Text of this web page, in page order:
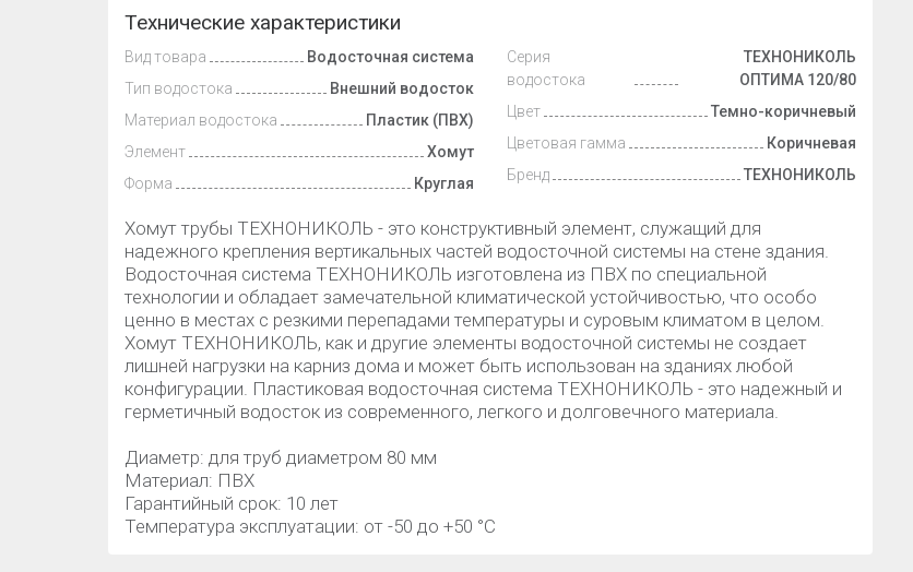
Технические характеристики
Вид товара
Водосточная система
Тип водостока
Внешний водосток
Материал водостока
Пластик (ПВХ)
Элемент
Хомут
Форма
Круглая
Серия
водостока
ТЕХНОНИКОЛЬ
ОПТИМА 120/80
Цвет
Темно-коричневый
Цветовая гамма
Коричневая
Бренд
ТЕХНОНИКОЛЬ
Хомут трубы ТЕХНОНИКОЛЬ - это конструктивный элемент, служащий для
надежного крепления вертикальных частей водосточной системы на стене здания.
Водосточная система ТЕХНОНИКОЛЬ изготовлена из ПВХ по специальной
технологии и обладает замечательной климатической устойчивостью, что особо
ценно в местах с резкими перепадами температуры и суровым климатом в целом.
Хомут ТЕХНОНИКОЛЬ, как и другие элементы водосточной системы не создает
лишней нагрузки на карниз дома и может быть использован на зданиях любой
конфигурации. Пластиковая водосточная система ТЕХНОНИКОЛЬ - это надежный и
герметичный водосток из современного, легкого и долговечного материала.
Диаметр: для труб диаметром 80 мм
Материал: ПВХ
Гарантийный срок: 10 лет
Температура эксплуатации: от -50 до +50 °С